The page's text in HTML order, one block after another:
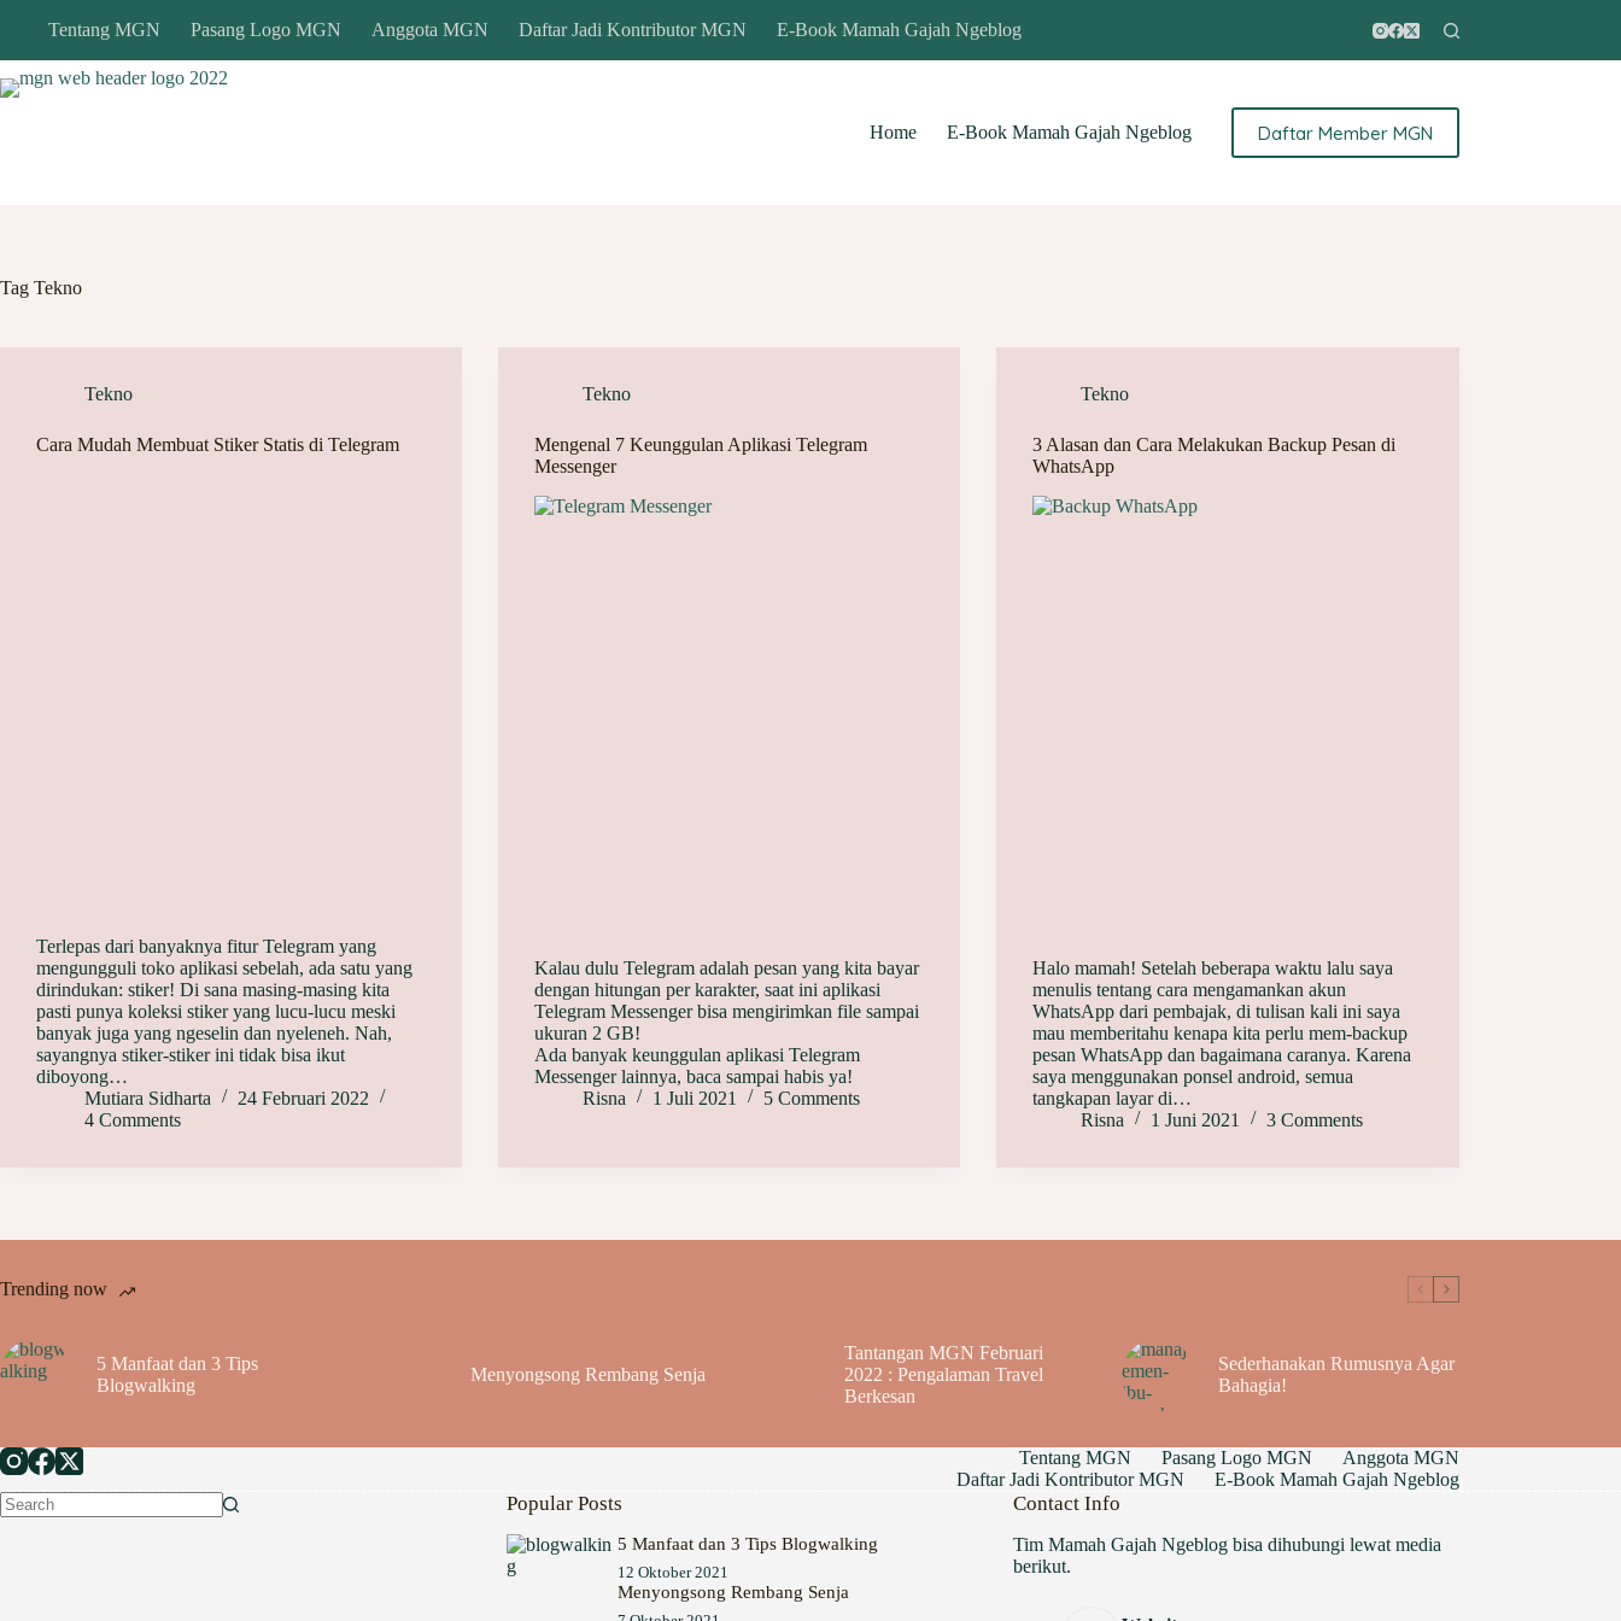
Tentang MGN Pasang Logo MGN Anggota MGN Daftar Jadi Kontributor MGN E-Book Mamah Gajah Ngeblog
Home E-Book Mamah Gajah Ngeblog Daftar Member MGN
Tag Tekno
Tekno
Cara Mudah Membuat Stiker Statis di Telegram
Terlepas dari banyaknya fitur Telegram yang
mengungguli toko aplikasi sebelah, ada satu yang
dirindukan: stiker! Di sana masing-masing kita
pasti punya koleksi stiker yang lucu-lucu meski
banyak juga yang ngeselin dan nyeleneh. Nah,
sayangnya stiker-stiker ini tidak bisa ikut
diboyong…
Mutiara Sidharta
24 Februari 2022
4 Comments
Tekno
Mengenal 7 Keunggulan Aplikasi Telegram
Messenger
Kalau dulu Telegram adalah pesan yang kita bayar
dengan hitungan per karakter, saat ini aplikasi
Telegram Messenger bisa mengirimkan file sampai
ukuran 2 GB!
Ada banyak keunggulan aplikasi Telegram
Messenger lainnya, baca sampai habis ya!
Risna
1 Juli 2021 5 Comments
Tekno
3 Alasan dan Cara Melakukan Backup Pesan di
WhatsApp
Halo mamah! Setelah beberapa waktu lalu saya
menulis tentang cara mengamankan akun
WhatsApp dari pembajak, di tulisan kali ini saya
mau memberitahu kenapa kita perlu mem-backup
pesan WhatsApp dan bagaimana caranya. Karena
saya menggunakan ponsel android, semua
tangkapan layar di…
Risna
1 Juni 2021 3 Comments
Trending now
5 Manfaat dan 3 Tips
Blogwalking
Menyongsong Rembang Senja
Tantangan MGN Februari
2022 : Pengalaman Travel
Berkesan
Sederhanakan Rumusnya Agar
Bahagia!
Tentang MGN Pasang Logo MGN
Anggota MGN
Daftar Jadi Kontributor MGN
E-Book Mamah Gajah Ngeblog
Popular Posts
5 Manfaat dan 3 Tips Blogwalking
12 Oktober 2021
Menyongsong Rembang Senja
Contact Info
Tim Mamah Gajah Ngeblog bisa dihubungi lewat media
berikut.